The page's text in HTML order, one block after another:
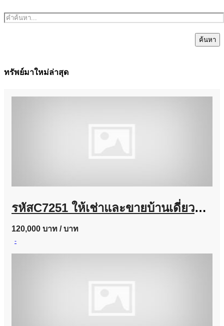
ค้นหา
ทรัพย์มาใหม่ล่าสุด
รหัสC7251 ให้เช่าและขายบ้านเดี่ยวหมู่บ้านแกรนดิโอ ลาดพร้าว-เกษตรนวมินทร์ บ้านตกแต่งสวยพร้อมอยู่
120,000 บาท / บาท
-